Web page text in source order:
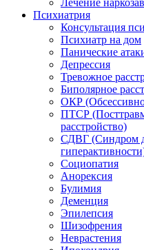
Лечение
Психиатрия
Консультация
Психиатр на дом
Панические
Депрессия
Тревожное
Биполярное
ОКР
ПТСР
расстройство)
СДВГ (Синдром
Социопатия
Анорексия
Булимия
Деменция
Эпилепсия
Шизофрения
Неврастения